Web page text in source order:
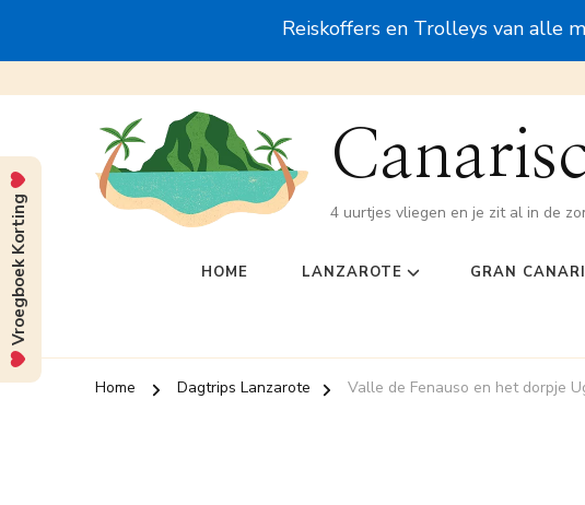
Reiskoffers en Trolleys van alle
4 uurtjes vliegen en je zit al in de
HOME LANZAROTE GRAN
Home Dagtrips Lanzarote Valle de Fenauso en het dorpje
Vroegboek Korting